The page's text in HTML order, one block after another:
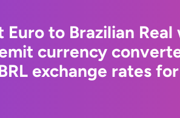
Euro to Brazilian
currency
exchange rates